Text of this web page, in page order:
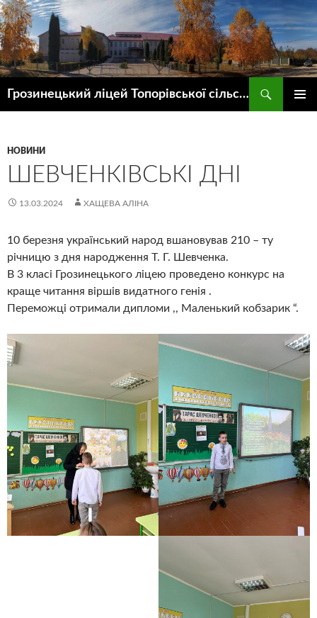
Грозинецький ліцей Топорівської сільської ради
НОВИНИ
ШЕВЧЕНКІВСЬКІ ДНІ
13.03.2024 ХАЩЕВА АЛІНА
10 березня український народ вшановував 210 – ту
річницю з дня народження Т. Г. Шевченка.
В 3 класі Грозинецького ліцею проведено конкурс на
краще читання віршів видатного генія .
Переможці отримали дипломи ,, Маленький кобзарик “.